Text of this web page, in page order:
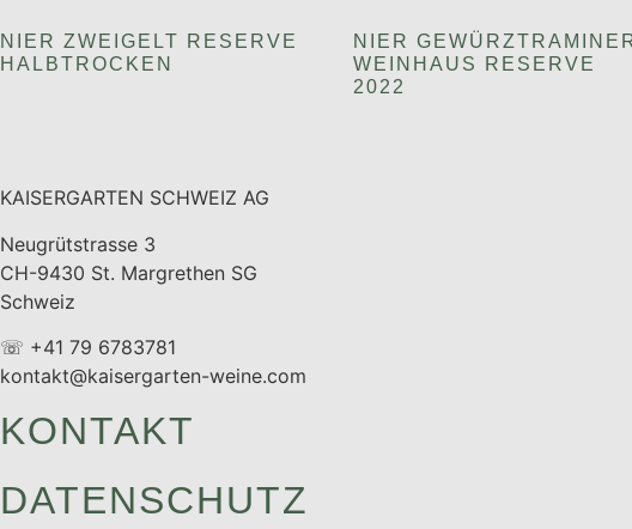
NIER ZWEIGELT RESERVE
HALBTROCKEN
NIER
WEINHAUS RESERVE
2022
KAISERGARTEN SCHWEIZ AG
Neugrütstrasse 3
CH-9430 St. Margrethen SG
Schweiz
☏ +41 79 6783781
kontakt@kaisergarten-weine.com
KONTAKT
DATENSCHUTZ